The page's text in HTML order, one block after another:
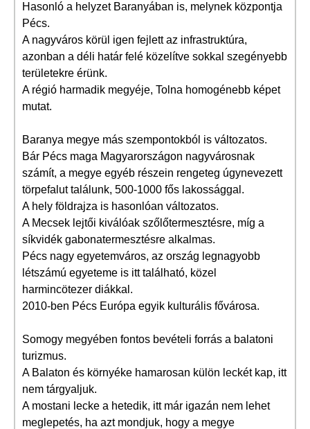
Hasonló a helyzet Baranyában is, melynek központja
Pécs.
A nagyváros körül igen fejlett az infrastruktúra,
azonban a déli határ felé közelítve sokkal szegényebb
területekre érünk.
A régió harmadik megyéje, Tolna homogénebb képet
mutat.
Baranya megye más szempontokból is változatos.
Bár Pécs maga Magyarországon nagyvárosnak
számít, a megye egyéb részein rengeteg úgynevezett
törpefalut találunk, 500-1000 fős lakossággal.
A hely földrajza is hasonlóan változatos.
A Mecsek lejtői kiválóak szőlőtermesztésre, míg a
síkvidék gabonatermesztésre alkalmas.
Pécs nagy egyetemváros, az ország legnagyobb
létszámú egyeteme is itt található, közel
harmincötezer diákkal.
2010-ben Pécs Európa egyik kulturális fővárosa.
Somogy megyében fontos bevételi forrás a balatoni
turizmus.
A Balaton és környéke hamarosan külön leckét kap, itt
nem tárgyaljuk.
A mostani lecke a hetedik, itt már igazán nem lehet
meglepetés, ha azt mondjuk, hogy a megye